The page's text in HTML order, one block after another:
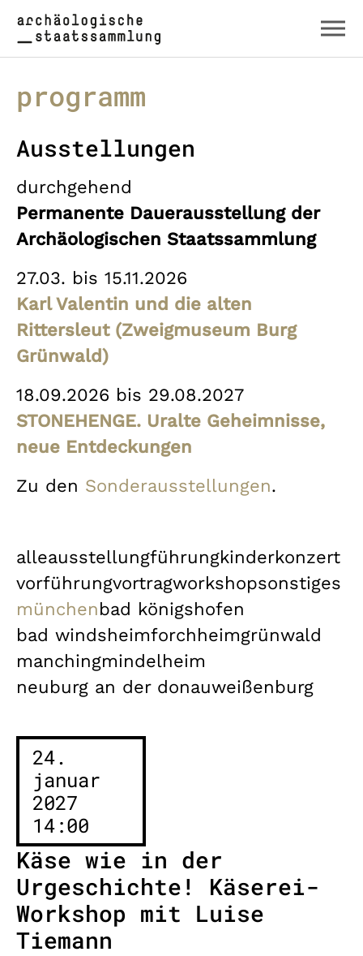
Zum Hauptinhalt springen
Skip to page footer
programm
Ausstellungen
durchgehend
Permanente Dauerausstellung der
Archäologischen Staatssammlung
27.03. bis 15.11.2026
Karl Valentin und die alten
Rittersleut (Zweigmuseum Burg
Grünwald)
18.09.2026 bis 29.08.2027
STONEHENGE. Uralte Geheimnisse,
neue Entdeckungen
Zu den Sonderausstellungen.
alleausstellungführungkinderkonzert
vorführungvortragworkshopsonstiges
münchenbad königshofen
bad windsheimforchheimgrünwald
manchingmindelheim
neuburg an der donauweißenburg
24.
januar
2027
14:00
Käse wie in der
Urgeschichte! Käserei-
Workshop mit Luise
Tiemann